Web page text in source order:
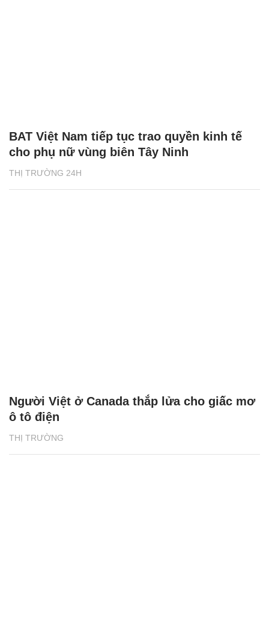
THỊ TRƯỜNG 24H
BAT Việt Nam tiếp tục trao quyền kinh tế
cho phụ nữ vùng biên Tây Ninh
THỊ TRƯỜNG
Người Việt ở Canada thắp lửa cho giấc mơ
ô tô điện